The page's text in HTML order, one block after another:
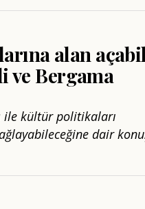
alan
ve Bergama
kültür politikaları
dair